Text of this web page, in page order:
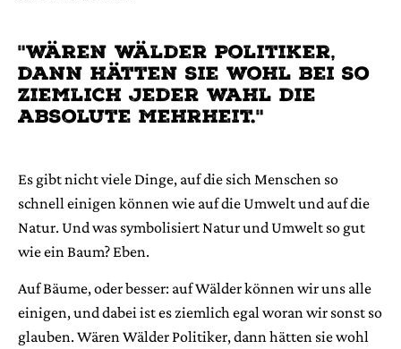
"wären Wälder Politiker,
dann hätten sie wohl bei so
ziemlich jeder wahl die
absolute Mehrheit."
Es gibt nicht viele Dinge, auf die sich Menschen so
schnell einigen können wie auf die Umwelt und auf die
Natur. Und was symbolisiert Natur und Umwelt so gut
wie ein Baum? Eben.
Auf Bäume, oder besser: auf Wälder können wir uns alle
einigen, und dabei ist es ziemlich egal woran wir sonst so
glauben. Wären Wälder Politiker, dann hätten sie wohl